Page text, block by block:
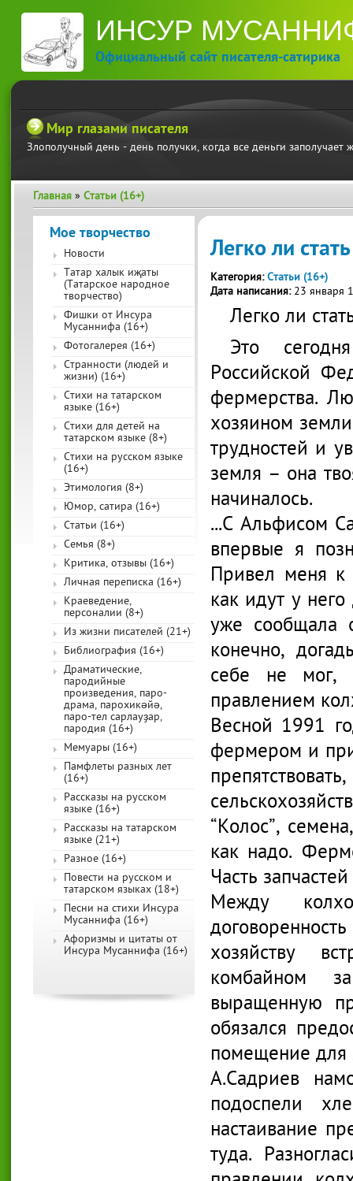
ИНСУР
Официальный сайт писателя-сатирика
Мир глазами писателя
Злополучный день - день получки, когда все деньги заполучает
Вы здесь
Главная » Статьи (16+)
Легко ли
Категория:Статьи (16+)
Дата написания: 23 января
Легко ли
Это
Российской
фермерства.
хозяином
трудностей и
земля – она
начиналось.
...С Альфисом
впервые я
Привел меня к
как идут у
уже сообщала
конечно,
себе не мог,
правлением
Весной 1991
фермером и
“Колос”,
как надо.
Часть
Между
хозяйству
комбайном
выращенную
обязался
помещение для
А.Садриев
подоспели
настаивание
туда.
Мое творчество
Новости
Татар халык иҗаты
(Татарское народное
творчество)
Фишки от Инсура
Мусаннифа (16+)
Фотогалерея (16+)
Странности (людей и
жизни) (16+)
Стихи на татарском
языке (16+)
Стихи для детей на
татарском языке (8+)
Стихи на русском языке
(16+)
Этимология (8+)
Юмор, сатира (16+)
Статьи (16+)
Семья (8+)
Критика, отзывы (16+)
Личная переписка (16+)
Краеведение,
персоналии (8+)
Из жизни писателей (21+)
Библиография (16+)
Драматические,
пародийные
произведения, паро-
драма, парохикәйә,
паро-тел сарлауҙар,
пародия (16+)
Мемуары (16+)
Памфлеты разных лет
(16+)
Рассказы на русском
языке (16+)
Рассказы на татарском
языке (21+)
Разное (16+)
Повести на русском и
татарском языках (18+)
Песни на стихи Инсура
Мусаннифа (16+)
Афоризмы и цитаты от
Инсура Мусаннифа (16+)